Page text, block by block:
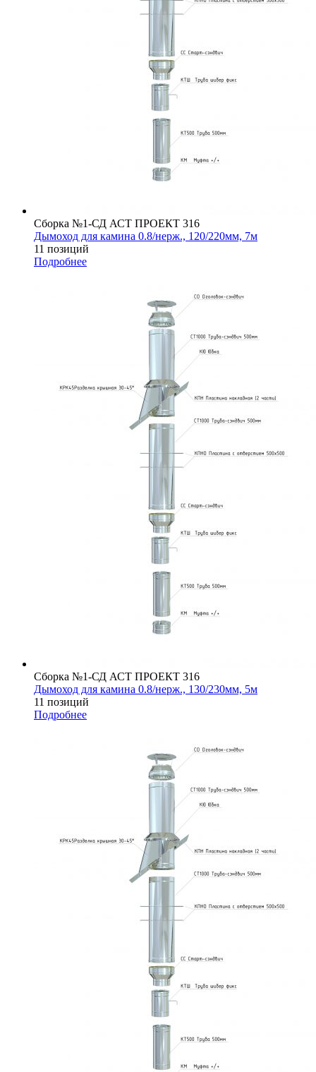
Сборка №1-СД АСТ ПРОЕКТ 316
Дымоход для камина 0.8/нерж., 120/220мм, 7м
11 позиций
Подробнее
Сборка №1-СД АСТ ПРОЕКТ 316
Дымоход для камина 0.8/нерж., 130/230мм, 5м
11 позиций
Подробнее